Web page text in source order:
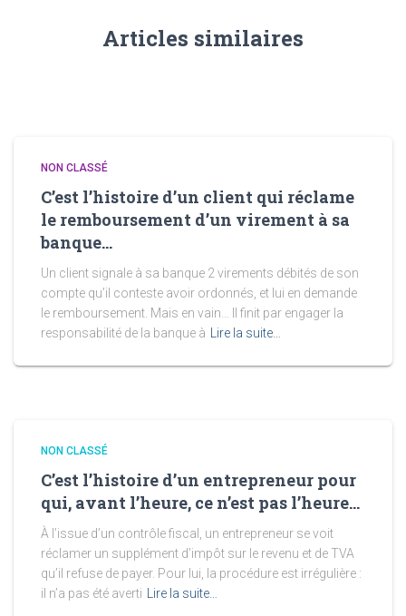
Articles similaires
NON CLASSÉ
C’est l’histoire d’un client qui réclame
le remboursement d’un virement à sa
banque…
Un client signale à sa banque 2 virements débités de son
compte qu’il conteste avoir ordonnés, et lui en demande
le remboursement. Mais en vain… Il finit par engager la
responsabilité de la banque à
Lire la suite…
NON CLASSÉ
C’est l’histoire d’un entrepreneur pour
qui, avant l’heure, ce n’est pas l’heure…
À l’issue d’un contrôle fiscal, un entrepreneur se voit
réclamer un supplément d’impôt sur le revenu et de TVA
qu’il refuse de payer. Pour lui, la procédure est irrégulière :
il n’a pas été averti
Lire la suite…